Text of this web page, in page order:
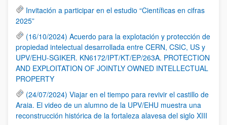
Invitación a participar en el estudio “Científicas en cifras
2025”
(16/10/2024) Acuerdo para la explotación y protección de
propiedad intelectual desarrollada entre CERN, CSIC, US y
UPV/EHU-SGIKER. KN6172/IPT/KT/EP/263A. PROTECTION
AND EXPLOITATION OF JOINTLY OWNED INTELLECTUAL
PROPERTY
(24/07/2024) Viajar en el tiempo para revivir el castillo de
Araia. El video de un alumno de la UPV/EHU muestra una
reconstrucción histórica de la fortaleza alavesa del siglo XIII